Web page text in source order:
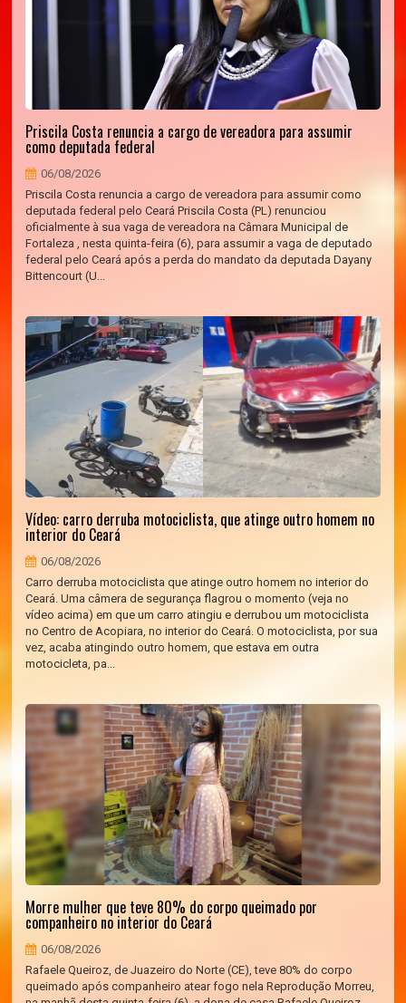
Priscila Costa renuncia a cargo de vereadora para assumir
como deputada federal
06/08/2026
Priscila Costa renuncia a cargo de vereadora para assumir como
deputada federal pelo Ceará Priscila Costa (PL) renunciou
oficialmente à sua vaga de vereadora na Câmara Municipal de
Fortaleza , nesta quinta-feira (6), para assumir a vaga de deputado
federal pelo Ceará após a perda do mandato da deputada Dayany
Bittencourt (U...
Vídeo: carro derruba motociclista, que atinge outro homem no
interior do Ceará
06/08/2026
Carro derruba motociclista que atinge outro homem no interior do
Ceará. Uma câmera de segurança flagrou o momento (veja no
vídeo acima) em que um carro atingiu e derrubou um motociclista
no Centro de Acopiara, no interior do Ceará. O motociclista, por sua
vez, acaba atingindo outro homem, que estava em outra
motocicleta, pa...
Morre mulher que teve 80% do corpo queimado por
companheiro no interior do Ceará
06/08/2026
Rafaele Queiroz, de Juazeiro do Norte (CE), teve 80% do corpo
queimado após companheiro atear fogo nela Reprodução Morreu,